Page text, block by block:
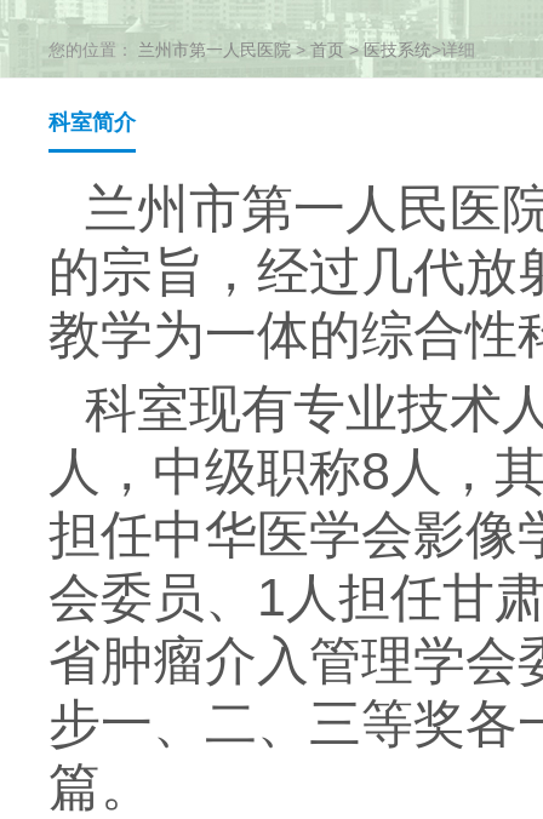
您的位置： 兰州市第一人民医院> 首页>医技系统>详细
科室简介
兰州市第一人民医
的宗旨，经过几代放
教学为一体的综合性
科室现有专业技术
人，中级职称8人，
担任中华医学会影像
会委员、1人担任甘
省肿瘤介入管理学会
步一、二、三等奖各
篇。